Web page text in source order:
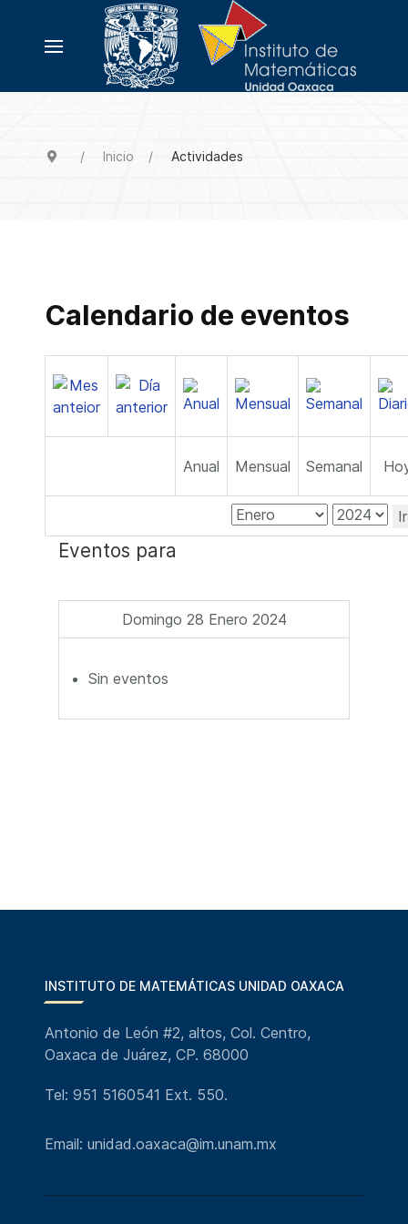
Inicio Actividades
Calendario de eventos
Anual Mensual Semanal
Eventos para
Domingo 28 Enero 2024
Sin eventos
INSTITUTO DE MATEMÁTICAS UNIDAD OAXACA
Antonio de León #2, altos, Col. Centro,
Oaxaca de Juárez, CP. 68000
Tel: 951 5160541 Ext. 550.
Email: unidad.oaxaca@im.unam.mx